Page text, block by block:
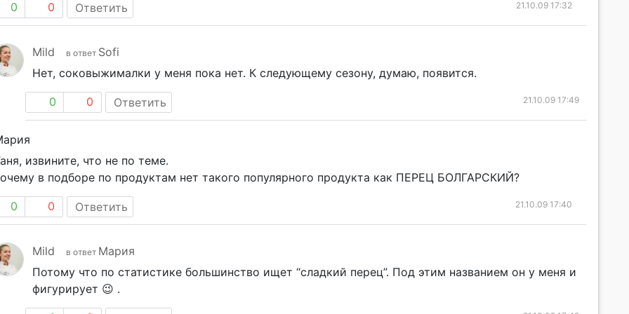
0 0 Ответить 21.10.09 17:32
Mild в ответ Sofi
Нет, соковыжималки у меня пока нет. К следующему сезону, думаю, появится.
0 0 Ответить 21.10.09 17:49
извините, что не по теме.
в подборе по продуктам нет такого популярного продукта как ПЕРЕЦ БОЛГАРСКИЙ?
0 0 Ответить 21.10.09 17:40
Mild в ответ Мария
Потому что по статистике большинство ищет “сладкий перец”. Под этим названием он у меня и
фигурирует 😉 .